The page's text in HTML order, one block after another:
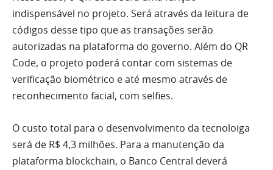
indispensável no projeto. Será através da leitura de
códigos desse tipo que as transações serão
autorizadas na plataforma do governo. Além do QR
Code, o projeto poderá contar com sistemas de
verificação biométrico e até mesmo através de
reconhecimento facial, com selfies.
O custo total para o desenvolvimento da tecnoloiga
será de R$ 4,3 milhões. Para a manutenção da
plataforma blockchain, o Banco Central deverá